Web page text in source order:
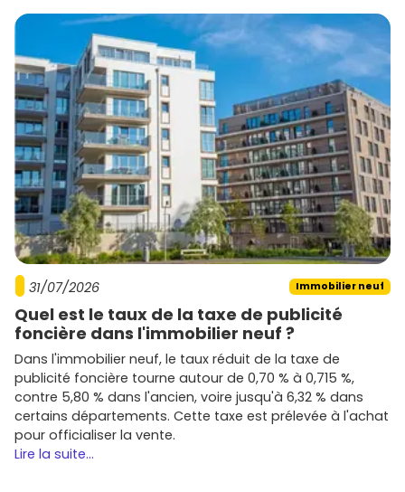
Nexity: large gamme, du primo-accédant au haut
de gamme, avec une attention aux mobilités.
Cogedim(Altarea) : résidences soignées, finitions
qualitatives dans les emplacements premiums.
Kaufman & Broad: adresses recherchées,
prestations confort et plans optimisés.
Icade Promotion : opérations d'envergure,
démarches environnementales solides.
Vinci Immobilier : produits hautement urbains,
souvent proches des nœuds de transport.
EmerigeetOgic: signatures de standing, attention
au design et à l'intégration urbaine.
Tu veux comparer les promoteurs, les prestations et les
prix par quartier du 13e ? Parcours les fiches programmes
surVivre dans le neuf pour te faire une idée rapide.
Conseils express pour réussir ton achat
en immobilier neuf Paris 13ème
Pour mettre toutes les chances de ton côté, voici
quelques recommandations pratiques.
Clarifie tes priorités
vue, balcon, double orientation… note ce qui est non
31/07/2026 Immobilier neuf
Quel est le taux de la taxe de publicité
foncière dans l'immobilier neuf ?
Dans l'immobilier neuf, le taux réduit de la taxe de
publicité foncière tourne autour de 0,70 % à 0,715 %,
contre 5,80 % dans l'ancien, voire jusqu'à 6,32 % dans
certains départements. Cette taxe est prélevée à l'achat
pour officialiser la vente.
Lire la suite...